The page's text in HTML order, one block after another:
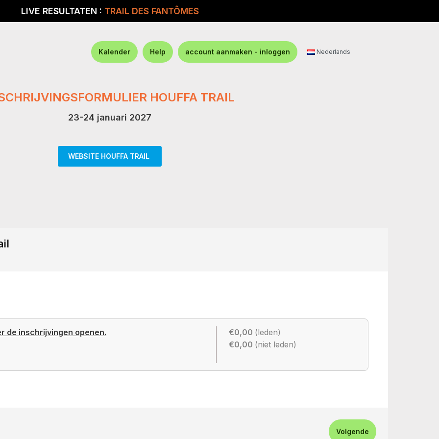
LIVE RESULTATEN : TRAIL DES FANTÔMES
Kalender Help account aanmaken - inloggen Nederlands
HOUFFA TRAIL
23-24 januari 2027
WEBSITE HOUFFA TRAIL
de inschrijvingen openen. €0,00 (leden)
€0,00 (niet leden)
Volgende